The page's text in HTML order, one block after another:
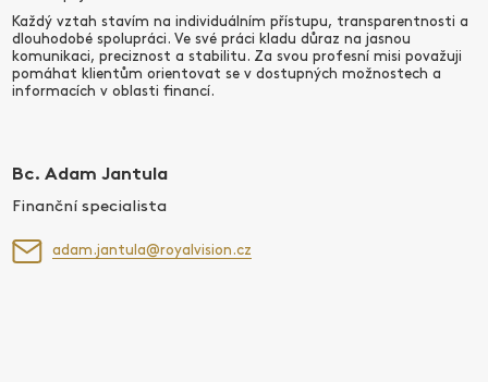
Každý vztah stavím na individuálním přístupu, transparentnosti a
dlouhodobé spolupráci. Ve své práci kladu důraz na jasnou
komunikaci, preciznost a stabilitu. Za svou profesní misi považuji
pomáhat klientům orientovat se v dostupných možnostech a
informacích v oblasti financí.
Bc. Adam Jantula
Finanční specialista
adam.jantula@royalvision.cz